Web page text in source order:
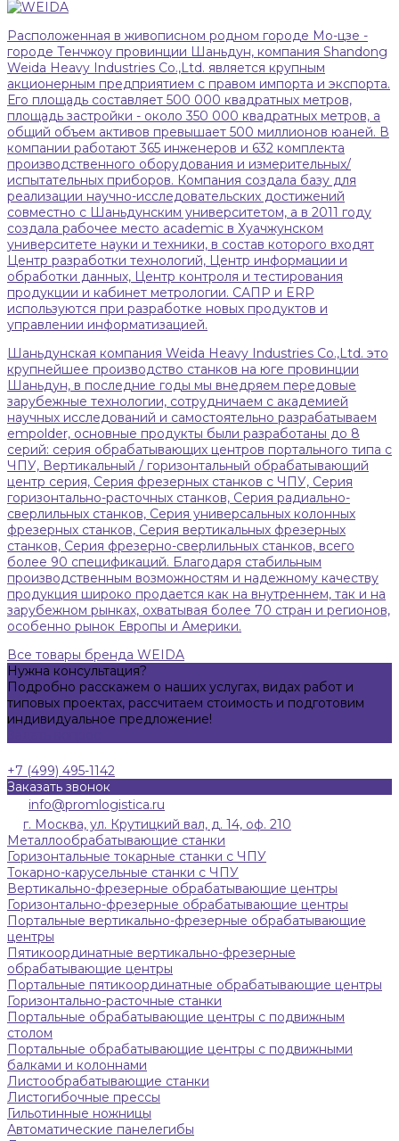
Расположенная в живописном родном городе Мо-цзе -
городе Тенчжоу провинции Шаньдун, компания Shandong
Weida Heavy Industries Co.,Ltd. является крупным
акционерным предприятием с правом импорта и экспорта.
Его площадь составляет 500 000 квадратных метров,
площадь застройки - около 350 000 квадратных метров, а
общий объем активов превышает 500 миллионов юаней. В
компании работают 365 инженеров и 632 комплекта
производственного оборудования и измерительных/
испытательных приборов. Компания создала базу для
реализации научно-исследовательских достижений
совместно с Шаньдунским университетом, а в 2011 году
создала рабочее место academic в Хуачжунском
университете науки и техники, в состав которого входят
Центр разработки технологий, Центр информации и
обработки данных, Центр контроля и тестирования
продукции и кабинет метрологии. САПР и ERP
используются при разработке новых продуктов и
управлении информатизацией.
Шаньдунская компания Weida Heavy Industries Co.,Ltd. это
крупнейшее производство станков на юге провинции
Шаньдун, в последние годы мы внедряем передовые
зарубежные технологии, сотрудничаем с академией
научных исследований и самостоятельно разрабатываем
empolder, основные продукты были разработаны до 8
серий: серия обрабатывающих центров портального типа с
ЧПУ, Вертикальный / горизонтальный обрабатывающий
центр серия, Серия фрезерных станков с ЧПУ, Серия
горизонтально-расточных станков, Серия радиально-
сверлильных станков, Серия универсальных колонных
фрезерных станков, Серия вертикальных фрезерных
станков, Серия фрезерно-сверлильных станков, всего
более 90 спецификаций. Благодаря стабильным
производственным возможностям и надежному качеству
продукция широко продается как на внутреннем, так и на
зарубежном рынках, охватывая более 70 стран и регионов,
особенно рынок Европы и Америки.
Все товары бренда WEIDA
Нужна консультация?
Подробно расскажем о наших услугах, видах работ и
типовых проектах, рассчитаем стоимость и подготовим
индивидуальное предложение!
+7 (499) 495-1142
Заказать звонок
info@promlogistica.ru
г. Москва, ул. Крутицкий вал, д. 14, оф. 210
Металлообрабатывающие станки
Горизонтальные токарные станки с ЧПУ
Токарно-карусельные станки с ЧПУ
Вертикально-фрезерные обрабатывающие центры
Горизонтально-фрезерные обрабатывающие центры
Портальные вертикально-фрезерные обрабатывающие
центры
Пятикоординатные вертикально-фрезерные
обрабатывающие центры
Портальные пятикоординатные обрабатывающие центры
Горизонтально-расточные станки
Портальные обрабатывающие центры с подвижным
столом
Портальные обрабатывающие центры с подвижными
балками и колоннами
Листообрабатывающие станки
Листогибочные прессы
Гильотинные ножницы
Автоматические панелегибы